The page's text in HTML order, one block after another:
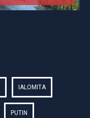
IALOMITA
PUTIN